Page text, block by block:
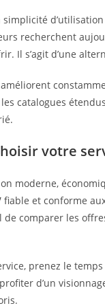
recherchent
Il s’agit d’une
catalogues
votre
moderne,
fiable et conforme
de comparer les
prenez le
d’un